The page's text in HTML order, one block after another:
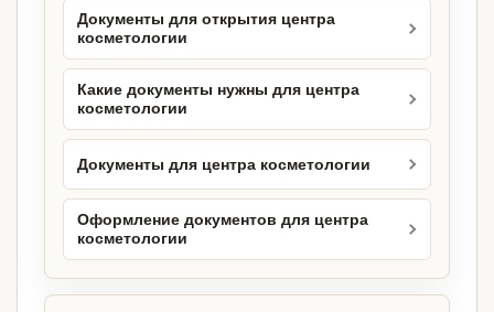
Документы для открытия центра
косметологии
Какие документы нужны для центра
косметологии
Документы для центра косметологии
Оформление документов для центра
косметологии